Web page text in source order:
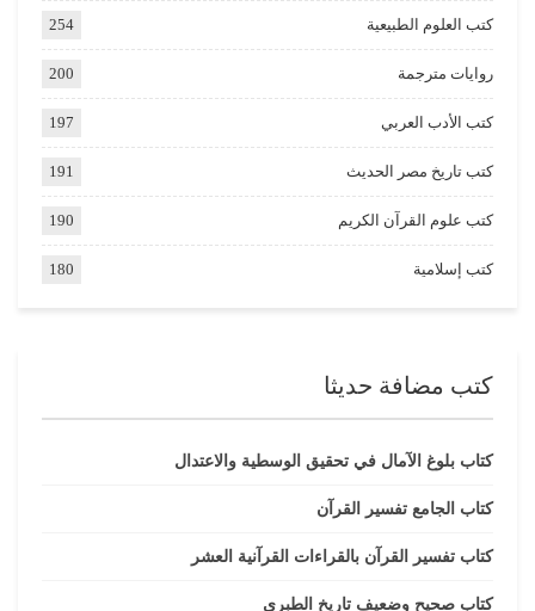
كتب العلوم الطبيعية 254
روايات مترجمة 200
كتب الأدب العربي 197
كتب تاريخ مصر الحديث 191
كتب علوم القرآن الكريم 190
كتب إسلامية 180
كتب مضافة حديثا
كتاب بلوغ الآمال في تحقيق الوسطية والاعتدال
كتاب الجامع تفسير القرآن
كتاب تفسير القرآن بالقراءات القرآنية العشر
كتاب صحيح وضعيف تاريخ الطبري